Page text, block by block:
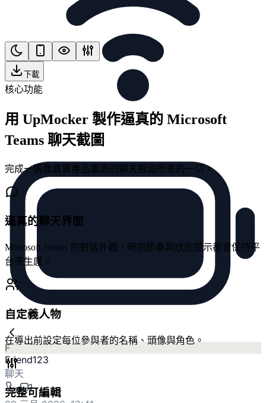
F
Friend123
聊天
下載
核心功能
用 UpMocker 製作逼真的 Microsoft
Teams 聊天截圖
完成一張像真實產品畫面的聊天截圖所需的一切。
逼真的聊天界面
Microsoft Teams 的對話外觀、時間節奏與狀態提示都會保持平
台原生感。
自定義人物
在導出前設定每位參與者的名稱、頭像與角色。
完整可編輯